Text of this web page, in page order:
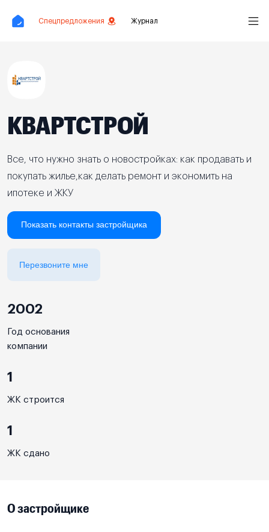
Спецпредложения Журнал
КВАРТСТРОЙ
Все, что нужно знать о новостройках: как продавать и
покупать жилье,как делать ремонт и экономить на
ипотеке и ЖКУ
Показать контакты застройщика
Перезвоните мне
2002
Год основания
компании
1
ЖК строится
1
ЖК сдано
О застройщике